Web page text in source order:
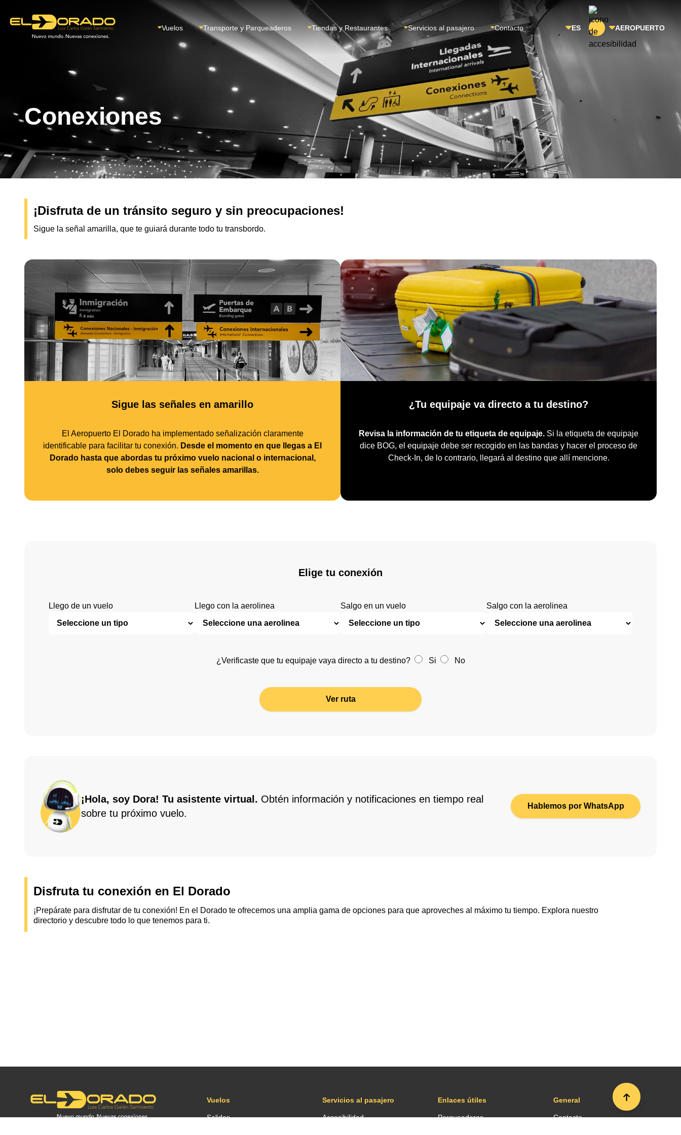
Vuelos Transporte y Parqueaderos Tiendas y Restaurantes Servicios al pasajero Contacto ES AEROPUERTO
Conexiones
¡Disfruta de un tránsito seguro y sin preocupaciones!
Sigue la señal amarilla, que te guiará durante todo tu transbordo.
Sigue las señales en amarillo
El Aeropuerto El Dorado ha implementado señalización claramente
identificable para facilitar tu conexión. Desde el momento en que llegas a El
Dorado hasta que abordas tu próximo vuelo nacional o internacional,
solo debes seguir las señales amarillas.
¿Tu equipaje va directo a tu destino?
Revisa la información de tu etiqueta de equipaje. Si la etiqueta de equipaje
dice BOG, el equipaje debe ser recogido en las bandas y hacer el proceso de
Check-In, de lo contrario, llegará al destino que allí mencione.
Elige tu conexión
Llego de un vuelo Llego con la aerolinea Salgo en un vuelo Salgo con la aerolinea
¿Verificaste que tu equipaje vaya directo a tu destino? Si No
Ver ruta
¡Hola, soy Dora! Tu asistente virtual. Obtén información y notificaciones en tiempo real
sobre tu próximo vuelo.
Hablemos por WhatsApp
Disfruta tu conexión en El Dorado
¡Prepárate para disfrutar de tu conexión! En el Dorado te ofrecemos una amplia gama de opciones para que aproveches al máximo tu tiempo. Explora nuestro
directorio y descubre todo lo que tenemos para ti.
Vuelos
Salidas
Servicios al pasajero
Accesibilidad
Enlaces útiles
Parqueaderos
General
Contacto